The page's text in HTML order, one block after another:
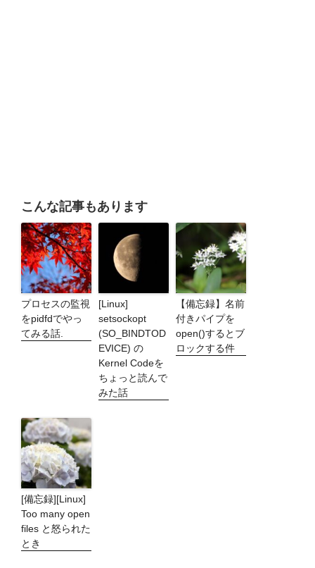
こんな記事もあります
プロセスの監視
をpidfdでやっ
てみる話.
[Linux]
setsockopt
(SO_BINDTOD
EVICE) の
Kernel Codeを
ちょっと読んで
みた話
【備忘録】名前
付きパイプを
open()するとブ
ロックする件
[備忘録][Linux]
Too many open
files と怒られた
とき